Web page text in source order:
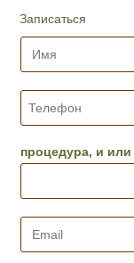
Записаться
И
*
Т
е
ф
н
*
процедура, и или
E